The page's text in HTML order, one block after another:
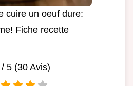
cuire un oeuf dure:
Fiche recette
5 (30Avis)